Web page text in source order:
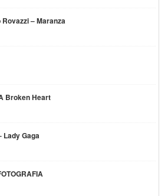
– Maranza
Broken Heart
Lady Gaga